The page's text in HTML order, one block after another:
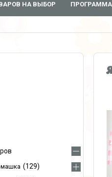
НА ВЫБОР
129